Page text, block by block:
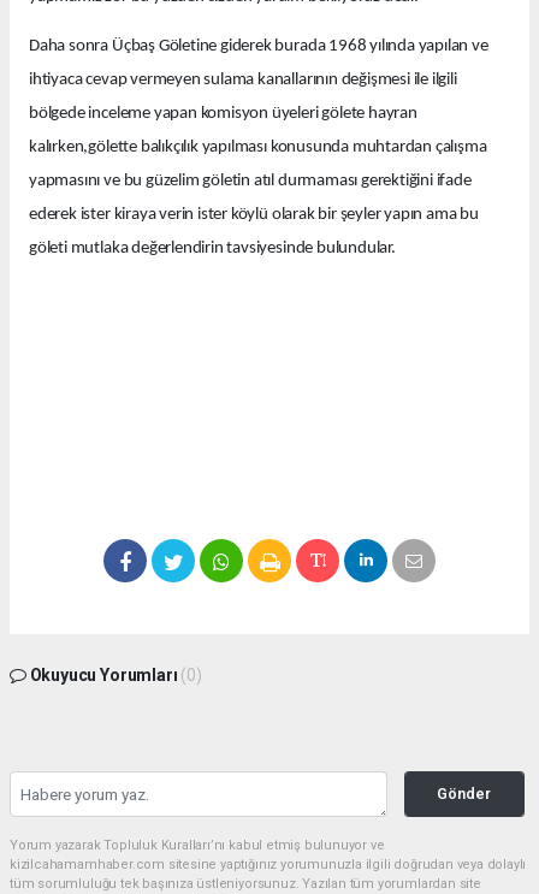
Daha sonra Üçbaş Göletine giderek burada 1968 yılında yapılan ve
ihtiyaca cevap vermeyen sulama kanallarının değişmesi ile ilgili
bölgede inceleme yapan komisyon üyeleri gölete hayran
kalırken,gölette balıkçılık yapılması konusunda muhtardan çalışma
yapmasını ve bu güzelim göletin atıl durmaması gerektiğini ifade
ederek ister kiraya verin ister köylü olarak bir şeyler yapın ama bu
göleti mutlaka değerlendirin tavsiyesinde bulundular.
Okuyucu Yorumları (0)
Gönder
Yorum yazarak Topluluk Kuralları’nı kabul etmiş bulunuyor ve
kizilcahamamhaber.com sitesine yaptığınız yorumunuzla ilgili doğrudan veya dolaylı
tüm sorumluluğu tek başınıza üstleniyorsunuz. Yazılan tüm yorumlardan site